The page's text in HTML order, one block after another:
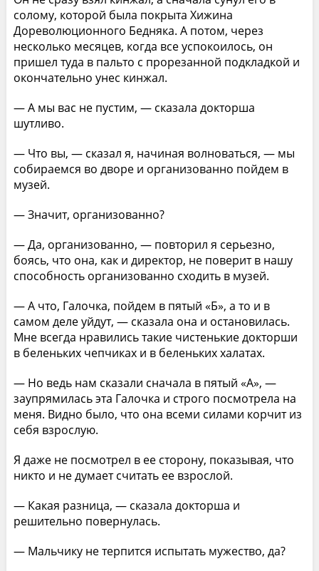
солому, которой была покрыта Хижина
Дореволюционного Бедняка. А потом, через
несколько месяцев, когда все успокоилось, он
пришел туда в пальто с прорезанной подкладкой и
окончательно унес кинжал.
— А мы вас не пустим, — сказала докторша
шутливо.
— Что вы, — сказал я, начиная волноваться, — мы
собираемся во дворе и организованно пойдем в
музей.
— Значит, организованно?
— Да, организованно, — повторил я серьезно,
боясь, что она, как и директор, не поверит в нашу
способность организованно сходить в музей.
— А что, Галочка, пойдем в пятый «Б», а то и в
самом деле уйдут, — сказала она и остановилась.
Мне всегда нравились такие чистенькие докторши
в беленьких чепчиках и в беленьких халатах.
— Но ведь нам сказали сначала в пятый «А», —
заупрямилась эта Галочка и строго посмотрела на
меня. Видно было, что она всеми силами корчит из
себя взрослую.
Я даже не посмотрел в ее сторону, показывая, что
никто и не думает считать ее взрослой.
— Какая разница, — сказала докторша и
решительно повернулась.
— Мальчику не терпится испытать мужество, да?